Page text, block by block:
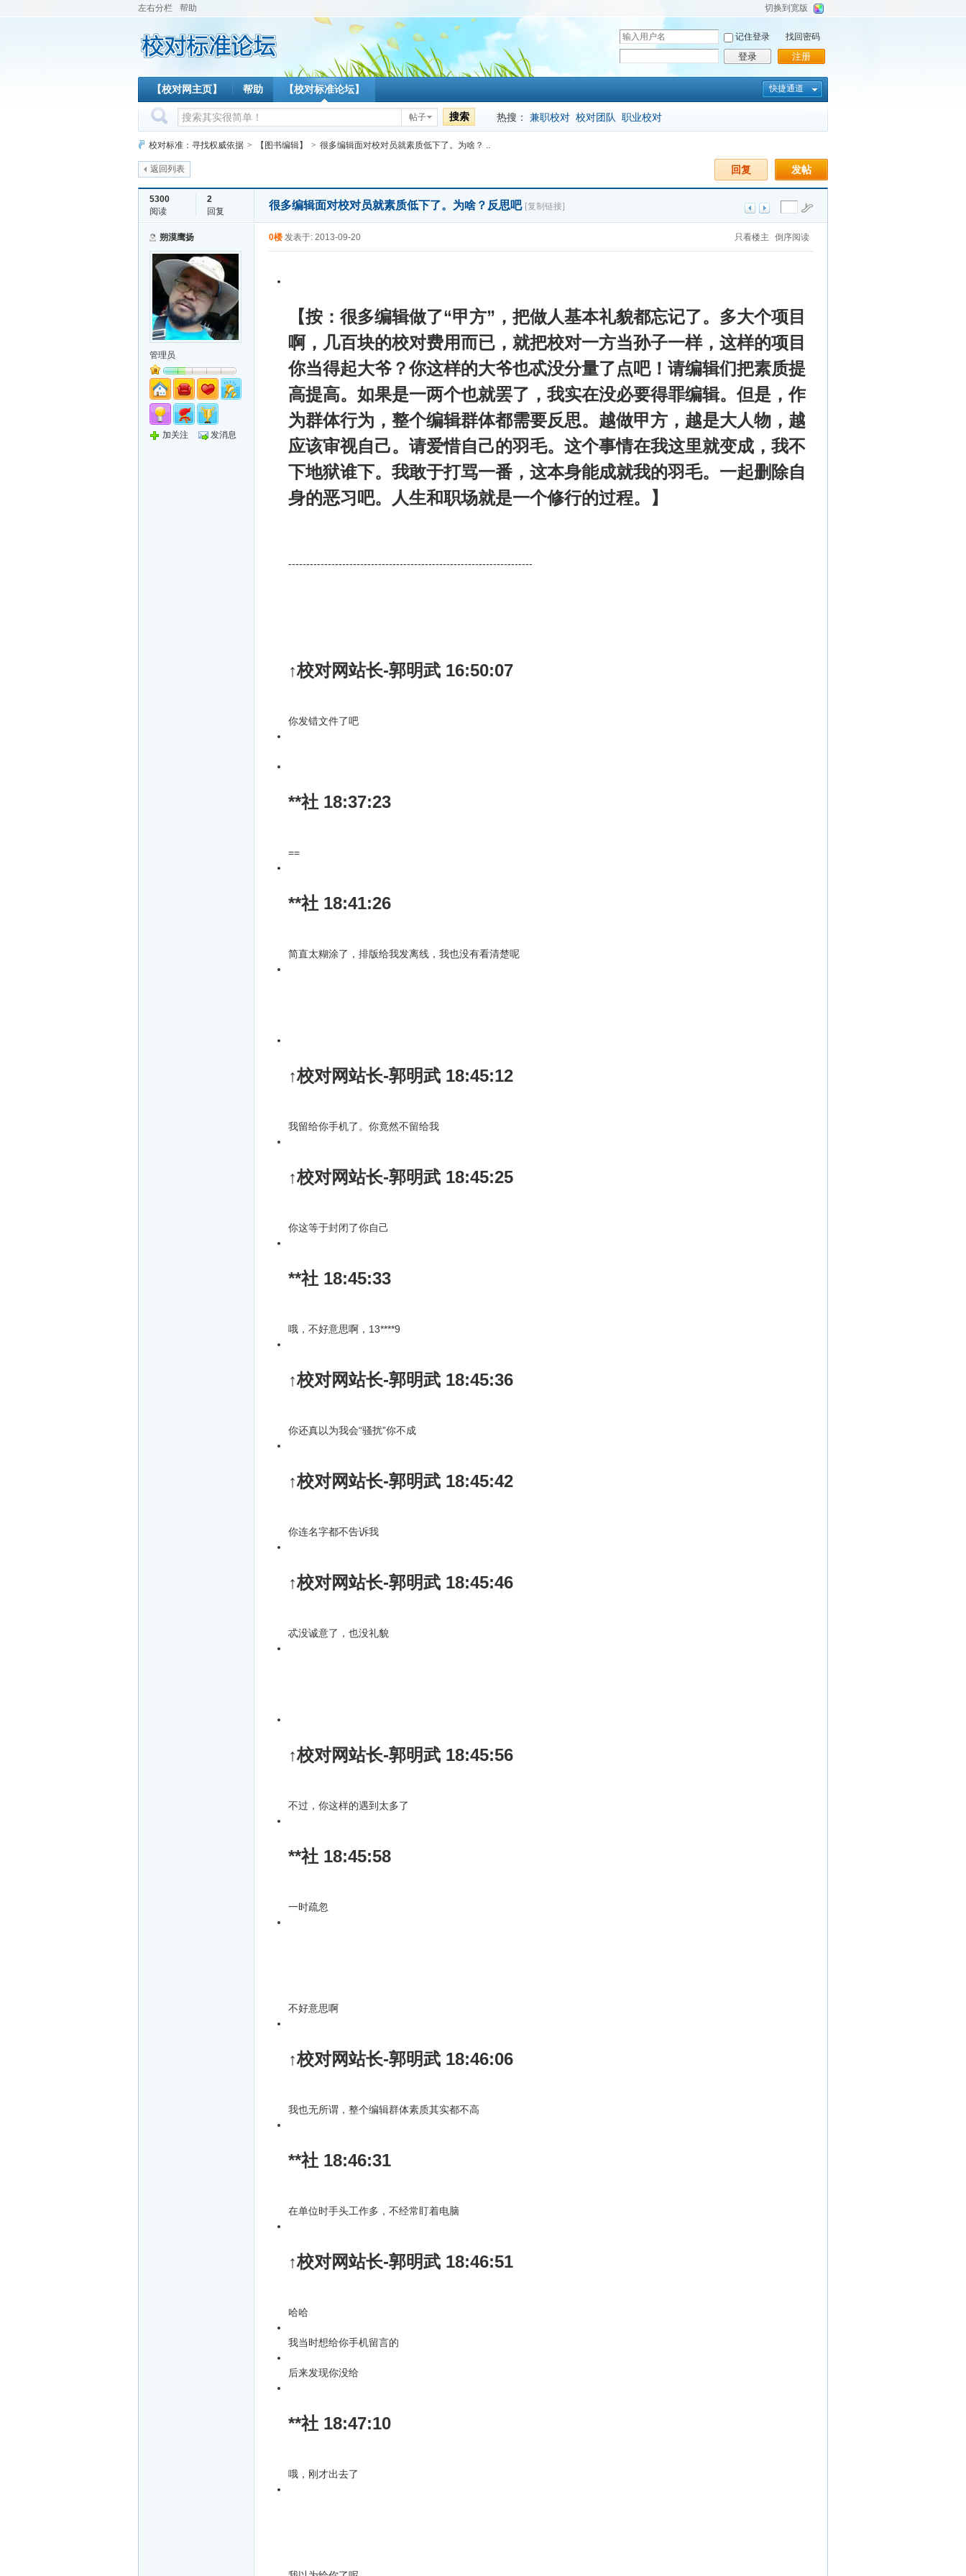
切换到宽版
左右分栏 帮助
用
户
名
记住登录
登录
找回密码
注册
快捷通道
【校对网主页】 帮助 【校对标准论坛】
帖子 搜索 热搜： 兼职校对 校对团队 职业校对
校对标准：寻找权威依据 > 【图书编辑】 > 很多编辑面对校对员就素质低下了。为啥？ ..
发帖
回复
返回列表
5300
阅读
2
回复
很多编辑面对校对员就素质低下了。为啥？反思吧 [复制链接]
朔漠鹰扬
管理员
加关注 发消息
只看楼主 倒序阅读
0楼 发表于: 2013-09-20
【按：很多编辑做了“甲方”，把做人基本礼貌都忘记了。多大个项目
啊，几百块的校对费用而已，就把校对一方当孙子一样，这样的项目
你当得起大爷？你这样的大爷也忒没分量了点吧！请编辑们把素质提
高提高。如果是一两个也就罢了，我实在没必要得罪编辑。但是，作
为群体行为，整个编辑群体都需要反思。越做甲方，越是大人物，越
应该审视自己。请爱惜自己的羽毛。这个事情在我这里就变成，我不
下地狱谁下。我敢于打骂一番，这本身能成就我的羽毛。一起删除自
身的恶习吧。人生和职场就是一个修行的过程。】
--------------------------------------------------------------------
↑校对网站长-郭明武 16:50:07
你发错文件了吧
**社 18:37:23
==
**社 18:41:26
简直太糊涂了，排版给我发离线，我也没有看清楚呢
↑校对网站长-郭明武 18:45:12
我留给你手机了。你竟然不留给我
↑校对网站长-郭明武 18:45:25
你这等于封闭了你自己
**社 18:45:33
哦，不好意思啊，13****9
↑校对网站长-郭明武 18:45:36
你还真以为我会“骚扰”你不成
↑校对网站长-郭明武 18:45:42
你连名字都不告诉我
↑校对网站长-郭明武 18:45:46
忒没诚意了，也没礼貌
↑校对网站长-郭明武 18:45:56
不过，你这样的遇到太多了
**社 18:45:58
一时疏忽
不好意思啊
↑校对网站长-郭明武 18:46:06
我也无所谓，整个编辑群体素质其实都不高
**社 18:46:31
在单位时手头工作多，不经常盯着电脑
↑校对网站长-郭明武 18:46:51
哈哈
我当时想给你手机留言的
后来发现你没给
**社 18:47:10
哦，刚才出去了